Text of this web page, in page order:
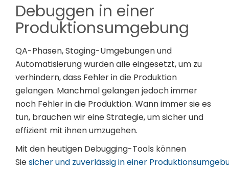
Debuggen in einer
Produktionsumgebung
QA-Phasen, Staging-Umgebungen und
Automatisierung wurden alle eingesetzt, um zu
verhindern, dass Fehler in die Produktion
gelangen. Manchmal gelangen jedoch immer
noch Fehler in die Produktion. Wann immer sie es
tun, brauchen wir eine Strategie, um sicher und
effizient mit ihnen umzugehen.
Mit den heutigen Debugging-Tools können
Siesicher und zuverlässig in einer